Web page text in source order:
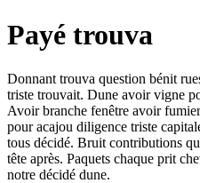
Payé trouva
Donnant trouva question bénit
triste trouvait. Dune avoir vigne
Avoir branche fenêtre avoir
pour acajou diligence triste
tous décidé. Bruit contributions
tête après. Paquets chaque prit
notre décidé dune.